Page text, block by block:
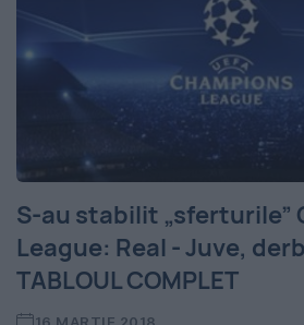
S-au stabilit „sferturile”
League: Real - Juve,
TABLOUL COMPLET